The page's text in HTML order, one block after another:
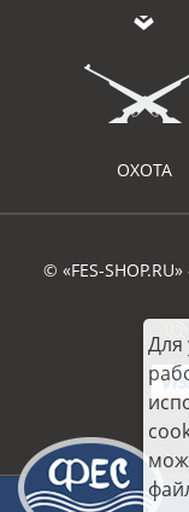
ОХОТА
© «FES-
Для